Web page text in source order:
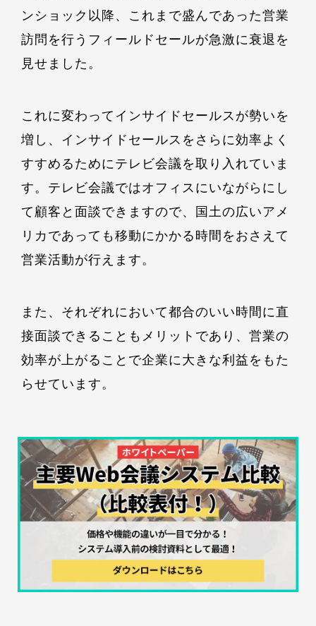
ンショック以降、これまで盛んであった営業
訪問を行うフィールドセールが急激に衰退を
見せました。
これに変わってインサイドセールスが勢いを
増し、インサイドセールスをさらに効率よく
すすめるためにテレビ会議を取り入れていま
す。テレビ会議ではオフィスにいながらにし
て顧客と面談できますので、国土の広いアメ
リカであっても移動にかかる時間をおさえて
営業活動が行えます。
また、それぞれにおいて都合のいい時間に直
接面談できることもメリットであり、営業の
効率が上がることで企業に大きな利益をもた
らせています。